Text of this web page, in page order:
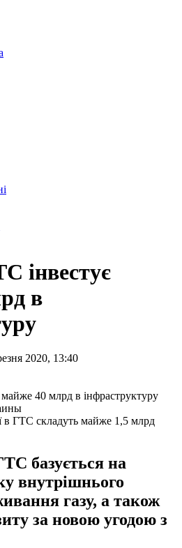
інвестує
в
2020, 13:40
в ГТС складуть майже 1,5 млрд
базується на
внутрішнього
газу, а також
за новою угодою з